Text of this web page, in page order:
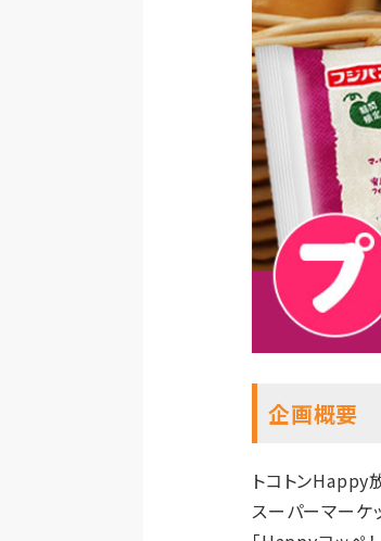
企画概要
トコトンHappy
スーパーマーケ